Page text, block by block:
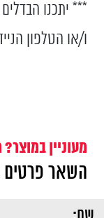
*** יתכנו
ו/או הטלפון
מעוניין במוצר?
השאר פרטים